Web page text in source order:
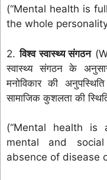
(“Mental health is
the whole
2.विश्व स्वास्थ्य संगठन
स्वास्थ्य संगठन के
मनोविकार की
सामाजिक कुशलता की
(“Mental health is
mental and
absence of disease